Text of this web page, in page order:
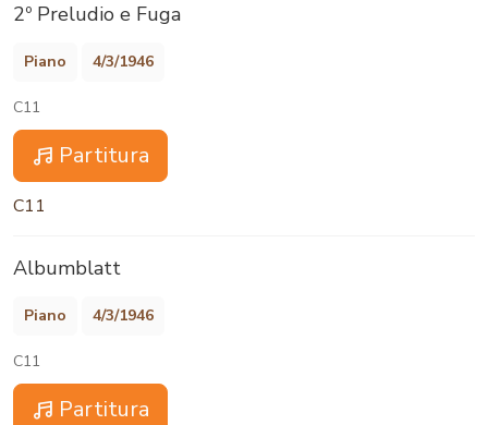
2º Preludio e Fuga
Piano 4/3/1946
C11
Partitura
C11
Albumblatt
Piano 4/3/1946
C11
Partitura